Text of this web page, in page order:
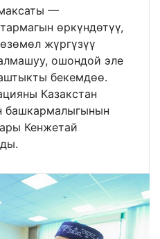
—
өркүндөтүү,
жүргүзүү
ошондой эле
бекемдөө.
Казакстан
башкармалыгынын
Кенжетай